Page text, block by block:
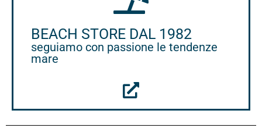
BEACH STORE DAL 1982
seguiamo con passione le tendenze
mare